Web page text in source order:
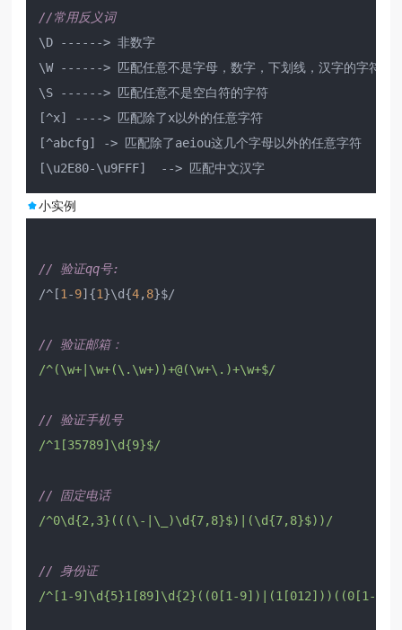
//常用反义词
\D ------> 非数字
\W ------> 匹配任意不是字母，数字，下划线，汉字的字符
\S ------> 匹配任意不是空白符的字符
[^x] ----> 匹配除了x以外的任意字符
[^abcfg] -> 匹配除了aeiou这几个字母以外的任意字符
小实例
// 验证qq号:
/^[1 -9]{1}\d{4, 8}$/
// 验证邮箱：
/^(\w+|\w+(\.\w+))+@(\w+\.)+\w+$/
// 验证手机号
/^1[35789]\d{9}$/
// 固定电话
/^0\d{2,3}(((\-|\_)\d{7,8}$)|(\d{7,8}$))/
// 身份证
/^[1-9]\d{5}1[89]\d{2}((0[1-9])|(1[012]))((0[1-